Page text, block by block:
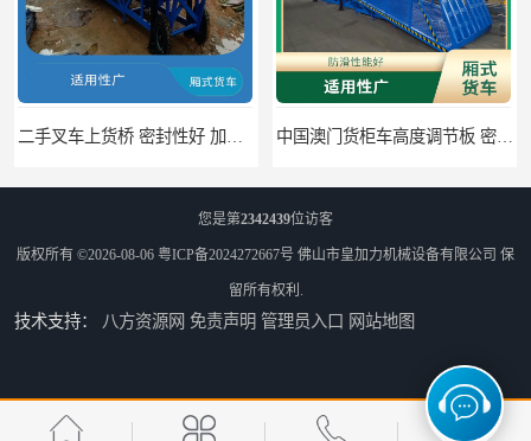
二手叉车上货桥 密封性好 加快物料流通速度 中国澳门货柜车高度调节板 密封性好 防滑性能好
闽台柴油叉车上货平台 操作方便 加快物料流通速度
您是第2342439位访客
版权所有 ©2026-08-06 粤ICP备2024272667号 佛山市皇加力机械设备有限公司 保
留所有权利.
技术支持： 八方资源网 免责声明 管理员入口 网站地图